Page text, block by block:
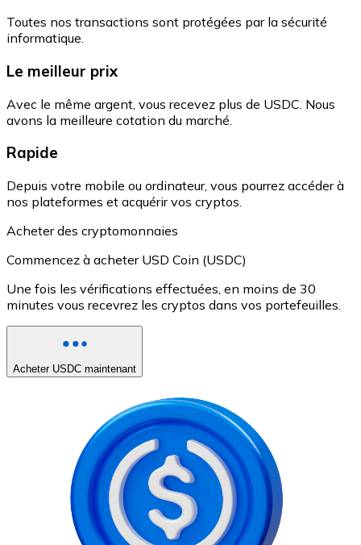
Toutes nos transactions sont protégées par la sécurité
informatique.
Le meilleur prix
Avec le même argent, vous recevez plus de USDC. Nous
avons la meilleure cotation du marché.
Rapide
Depuis votre mobile ou ordinateur, vous pourrez accéder à
nos plateformes et acquérir vos cryptos.
Acheter des cryptomonnaies
Commencez à acheter USD Coin (USDC)
Une fois les vérifications effectuées, en moins de 30
minutes vous recevrez les cryptos dans vos portefeuilles.
Acheter USDC maintenant